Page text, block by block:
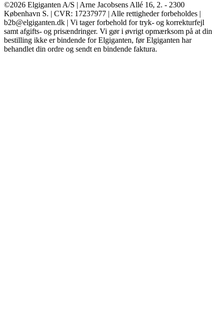
©2026 Elgiganten A/S | Arne Jacobsens Allé 16, 2. - 2300
København S. | CVR: 17237977 | Alle rettigheder forbeholdes |
b2b@elgiganten.dk | Vi tager forbehold for tryk- og korrekturfejl
samt afgifts- og prisændringer. Vi gør i øvrigt opmærksom på at din
bestilling ikke er bindende for Elgiganten, før Elgiganten har
behandlet din ordre og sendt en bindende faktura.